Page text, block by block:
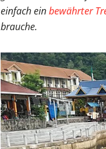
einfach einbewährter
brauche.